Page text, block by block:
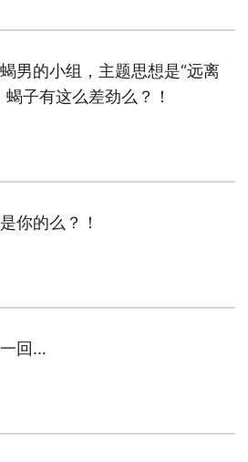
男的小组，主题思想是“远离
子有这么差劲么？！
你的么？！
回…